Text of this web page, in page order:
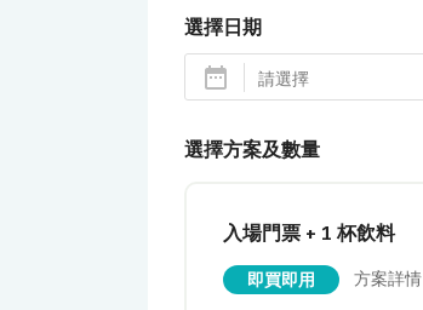
選擇日期
選擇方案及數量
入場門票 + 1 杯飲料
即買即用 方案詳情